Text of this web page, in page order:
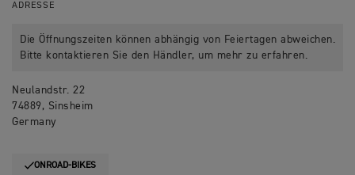
ADRESSE
Die Öffnungszeiten können abhängig von Feiertagen abweichen.
Bitte kontaktieren Sie den Händler, um mehr zu erfahren.
Neulandstr. 22
74889, Sinsheim
Germany
ONROAD-BIKES